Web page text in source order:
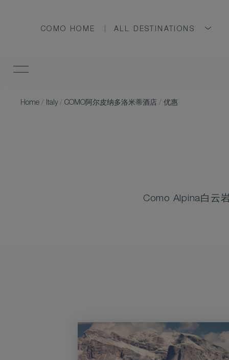
COMO HOME ALL DESTINATIONS
Home / Italy / COMO阿尔皮纳多洛米蒂酒店 / 优惠
Como Alpina白云